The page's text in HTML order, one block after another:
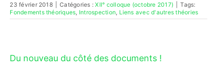
23 février 2018 Catégories :XII° colloque (octobre 2017)
Tags:
Fondements théoriques Introspection Liens avec d'autres théories
Du nouveau du côté des documents !